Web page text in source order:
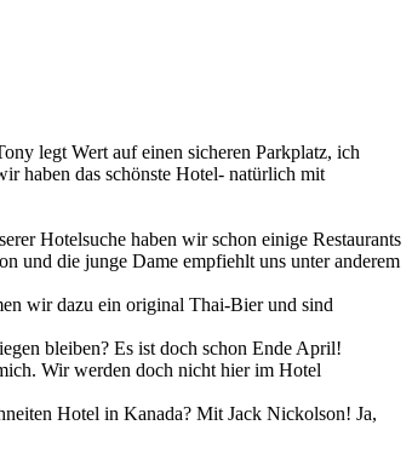
legt Wert auf einen sicheren Parkplatz, ich
haben das schönste Hotel- natürlich mit
Hotelsuche haben wir schon einige Restaurants
und die junge Dame empfiehlt uns unter anderem
wir dazu ein original Thai-Bier und sind
bleiben? Es ist doch schon Ende April!
Wir werden doch nicht hier im Hotel
Hotel in Kanada? Mit Jack Nickolson! Ja,